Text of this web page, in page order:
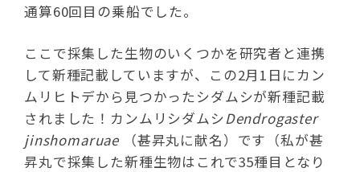
通算60回目の乗船でした。
ここで採集した生物のいくつかを研究者と連携
して新種記載していますが、この2月1日にカン
ムリヒトデから見つかったシダムシが新種記載
されました！カンムリシダムシDendrogaster
jinshomaruae
（甚昇丸に献名）です（私が甚
昇丸で採集した新種生物はこれで35種目となり